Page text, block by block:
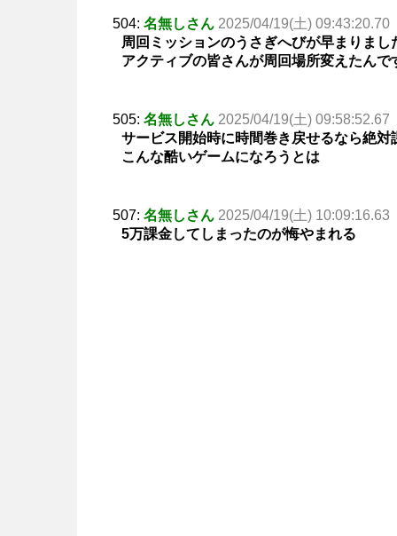
504: 名無しさん 2025/04/19(土) 09:43:20.70
周回ミッションのうさぎへびが早まりまし
アクティブの皆さんが周回場所変えたんで
505: 名無しさん 2025/04/19(土) 09:58:52.67
サービス開始時に時間巻き戻せるなら絶対
こんな酷いゲームになろうとは
507: 名無しさん 2025/04/19(土) 10:09:16.63
5万課金してしまったのが悔やまれる